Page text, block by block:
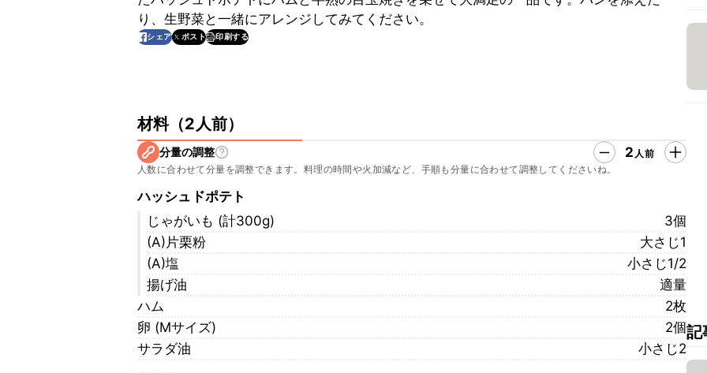
り、生野菜と一緒にアレンジしてみてください。
シェア ポスト 印刷する
材料（2人前）
分量の調整 2 人前
人数に合わせて分量を調整できます。料理の時間や火加減など、手順も分量に合わせて調整してくださいね。
ハッシュドポテト
じゃがいも (計300g)
3個
(A)片栗粉
大さじ1
(A)塩
小さじ1/2
揚げ油
適量
ハム
2枚
卵 (Mサイズ)
2個
サラダ油
小さじ2
記